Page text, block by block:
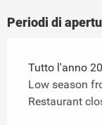
Periodi di
Tutto l'anno
Low season
Restaurant